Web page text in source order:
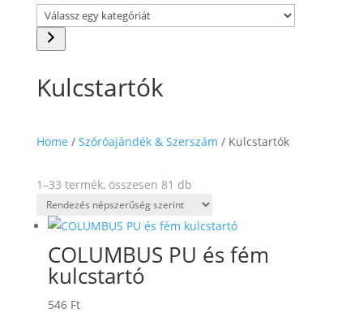
Válassz
egy
kategóriát
Kulcstartók
Home / Szóróajándék & Szerszám / Kulcstartók
1–33 termék, összesen 81 dbSorted
by
popularity
COLUMBUS PU és fém
kulcstartó
546 Ft